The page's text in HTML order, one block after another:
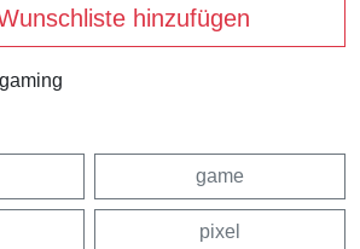
hinzufügen
game
pixel